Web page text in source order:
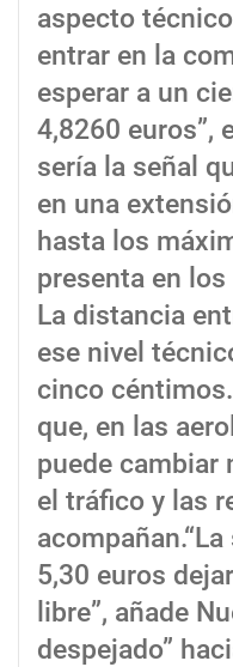
aspecto
entrar en la
esperar a un
4,8260 euros”,
sería la señal
en una
hasta los
presenta en los
La distancia
ese nivel
cinco
que, en las
puede cambiar
el tráfico y las
5,30 euros
libre”, añade
despejado”